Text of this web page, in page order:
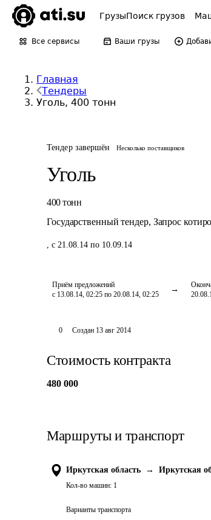
ГрузыПоиск грузов
Все сервисы Ваши грузы
Главная
Тендеры
Уголь, 400 тонн
Тендер завершён Несколько поставщиков
Уголь
400 тонн
Государственный тендер, Запрос
, с 21.08.14 по 10.09.14
Приём предложений
с 13.08.14, 02:25 по 20.08.14, 02:25
0 Создан 13 авг 2014
Стоимость контракта
480 000
Маршруты и транспорт
Иркутская область → Иркутская
Кол-во машин: 1
Варианты транспорта